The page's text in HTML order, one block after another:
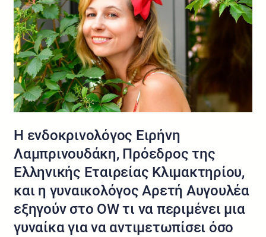
Η ενδοκρινολόγος Ειρήνη
Λαμπρινουδάκη, Πρόεδρος της
Ελληνικής Εταιρείας Κλιμακτηρίου,
και η γυναικολόγος Αρετή Αυγουλέα
εξηγούν στο OW τι να περιμένει μια
γυναίκα για να αντιμετωπίσει όσο